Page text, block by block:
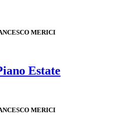
MERICI
Estate
MERICI